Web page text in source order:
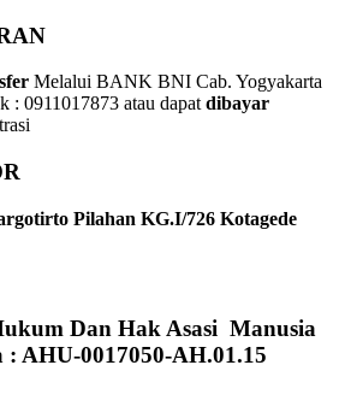
Melalui BANK BNI Cab. Yogyakarta
: 0911017873 atau dapatdibayar
Pilahan KG.I/726 Kotagede
Dan Hak Asasi Manusia
AHU-0017050-AH.01.15